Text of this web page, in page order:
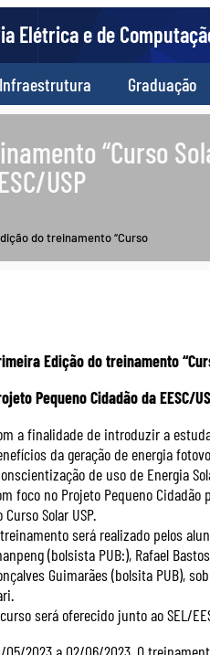
Elétrica e de
Infraestrutura Graduação
“Curso
USP
do treinamento “Curso
Edição do treinamento
Pequeno Cidadão da EESC/
a finalidade de introduzir a
da geração de energia
de uso de Energia
foco no Projeto Pequeno Cidadão
Curso Solar USP.
será realizado pelos
(bolsista PUB:), Rafael
Guimarães (bolsita PUB),
será oferecido junto ao SEL/